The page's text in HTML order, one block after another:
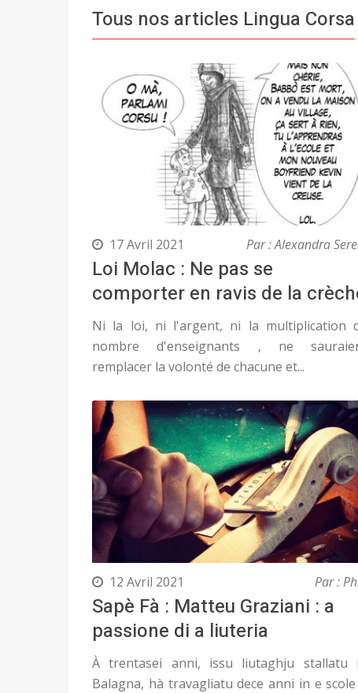
Tous nos articles Lingua Corsa
17 Avril 2021 Par : Alexandra
Loi Molac : Ne pas se
comporter en ravis de la
Ni la loi, ni l'argent, ni la multiplication
nombre d'enseignants , ne
remplacer la volonté de chacune et...
12 Avril 2021 Par :
Sapè Fà : Matteu Graziani : a
passione di a liuteria
À trentasei anni, issu liutaghju stallatu
Balagna, hà travagliatu dece anni in e